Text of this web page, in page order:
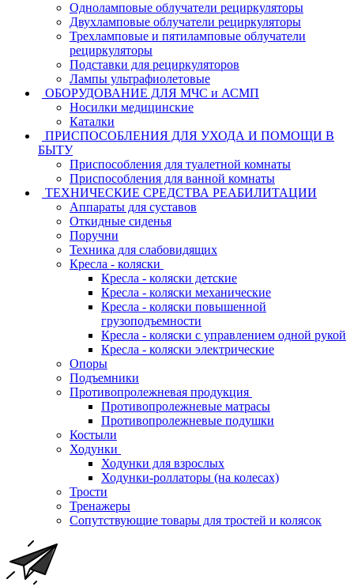
Одноламповые облучатели рециркуляторы
Двухламповые облучатели рециркуляторы
Трехламповые и пятиламповые облучатели
рециркуляторы
Подставки для рециркуляторов
Лампы ультрафиолетовые
ОБОРУДОВАНИЕ ДЛЯ МЧС и АСМП
Носилки медицинские
Каталки
ПРИСПОСОБЛЕНИЯ ДЛЯ УХОДА И ПОМОЩИ В
БЫТУ
Приспособления для туалетной комнаты
Приспособления для ванной комнаты
ТЕХНИЧЕСКИЕ СРЕДСТВА РЕАБИЛИТАЦИИ
Аппараты для суставов
Откидные сиденья
Поручни
Техника для слабовидящих
Кресла - коляски
Кресла - коляски детские
Кресла - коляски механические
Кресла - коляски повышенной
грузоподъемности
Кресла - коляски с управлением одной рукой
Кресла - коляски электрические
Опоры
Подъемники
Противопролежневая продукция
Противопролежневые матрасы
Противопролежневые подушки
Костыли
Ходунки
Ходунки для взрослых
Ходунки-роллаторы (на колесах)
Трости
Тренажеры
Сопутствующие товары для тростей и колясок